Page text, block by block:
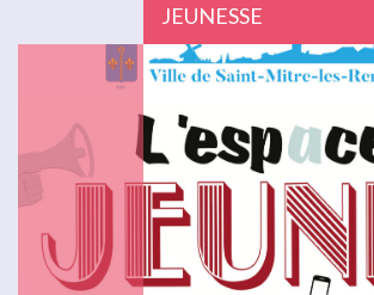
JEUNESSE